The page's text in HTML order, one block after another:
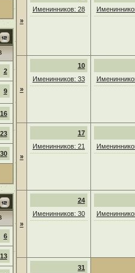
2
9
16
23
30
6
13
»
Именинников: 28
»
10
Именинников: 33
»
17
Именинников: 21
»
24
Именинников: 30
31